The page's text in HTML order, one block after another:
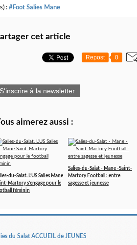
: #Foot Salies Mane
cet article
Repost 0
S'inscrire à la newsletter
aimerez aussi :
du-Salat. L’US Salies Mane
Martory s’engage pour le
féminin
Salies-du-Salat - Mane -Saint-
Martory Football : entre
sagesse et jeunesse
du Salat ACCUEIL de JEUNES